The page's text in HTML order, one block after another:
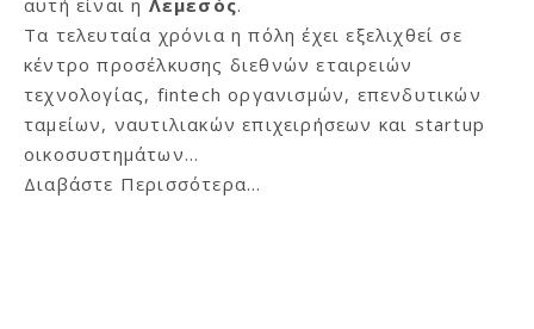
Τα τελευταία χρόνια η πόλη έχει εξελιχθεί σε
κέντρο προσέλκυσης διεθνών εταιρειών
τεχνολογίας, fintech οργανισμών, επενδυτικών
ταμείων, ναυτιλιακών επιχειρήσεων και startup
οικοσυστημάτων…
Διαβάστε Περισσότερα...